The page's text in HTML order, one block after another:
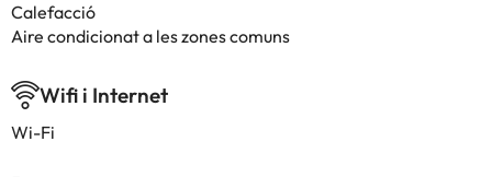
Calefacció
Aire condicionat a les zones comuns
Wifi i Internet
Wi-Fi